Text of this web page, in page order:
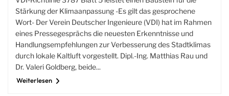
Stärkung der Klimaanpassung -Es gilt das gesprochene
Wort- Der Verein Deutscher Ingenieure (VDI) hat im Rahmen
eines Pressegesprächs die neuesten Erkenntnisse und
Handlungsempfehlungen zur Verbesserung des Stadtklimas
durch lokale Kaltluft vorgestellt. Dipl.-Ing. Matthias Rau und
Dr. Valeri Goldberg, beide...
Weiterlesen